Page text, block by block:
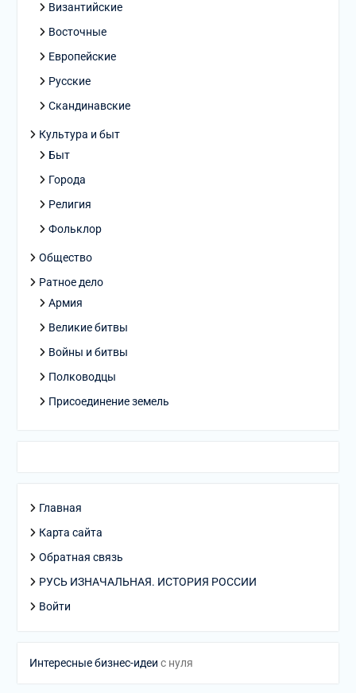
Византийские
Восточные
Европейские
Русские
Скандинавские
Культура и быт
Быт
Города
Религия
Фольклор
Общество
Ратное дело
Армия
Великие битвы
Войны и битвы
Полководцы
Присоединение земель
Главная
Карта сайта
Обратная связь
РУСЬ ИЗНАЧАЛЬНАЯ. ИСТОРИЯ РОССИИ
Войти
Интересные бизнес-идеи с нуля